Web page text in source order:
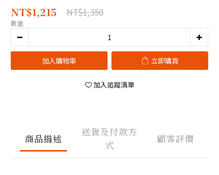
NT$1,215 NT$1,350
數量
加入購物車 立即購買
加入追蹤清單
商品描述
送貨及付款方
式
顧客評價